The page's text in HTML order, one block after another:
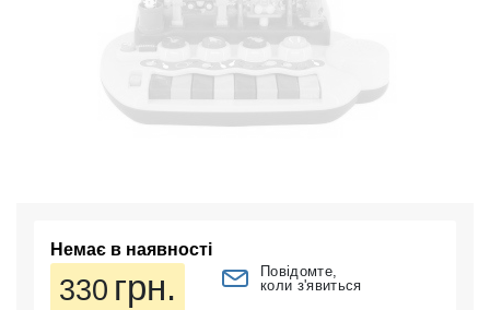
Немає в наявності
330 грн.
Повідомте,
коли з'явиться